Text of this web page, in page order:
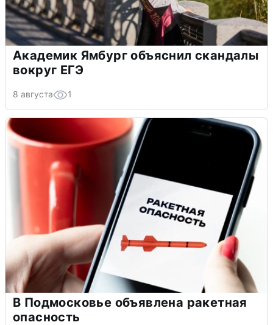
Академик Ямбург объяснил скандалы
вокруг ЕГЭ
8 августа 1
В Подмосковье объявлена ракетная
опасность